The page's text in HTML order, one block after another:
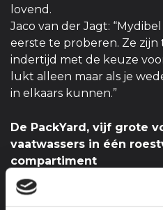
lovend.
Jaco van der Jagt:
eerste te proberen. Ze
indertijd met de keuze
lukt alleen maar als je
in elkaars kunnen.”
De PackYard, vijf grote
vaatwassers in één
compartiment
Voordat de unieke